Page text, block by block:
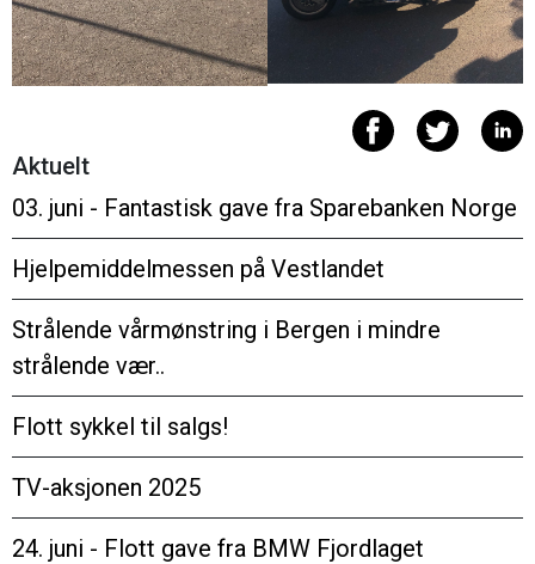
Aktuelt
03. juni - Fantastisk gave fra Sparebanken Norge
Hjelpemiddelmessen på Vestlandet
Strålende vårmønstring i Bergen i mindre
strålende vær..
Flott sykkel til salgs!
TV-aksjonen 2025
24. juni - Flott gave fra BMW Fjordlaget